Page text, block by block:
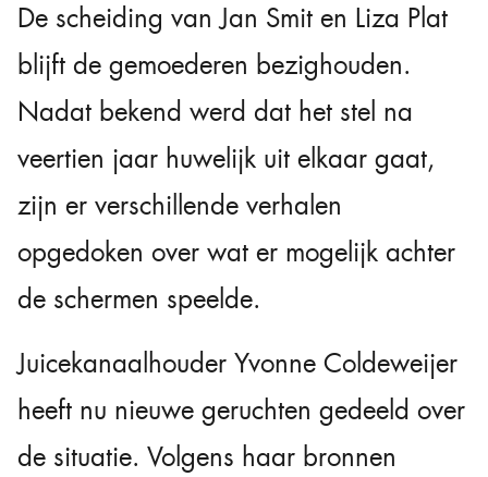
De scheiding vanJan Smit en Liza Plat
blijft de gemoederen bezighouden.
Nadat bekend werd dat het stel na
veertien jaar huwelijk uit elkaar gaat,
zijn er verschillende verhalen
opgedoken over wat er mogelijk achter
de schermen speelde.
Juicekanaalhouder Yvonne Coldeweijer
heeft nu nieuwe geruchten gedeeld over
de situatie. Volgens haar bronnen